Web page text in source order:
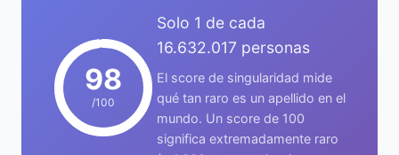
98
/100
Solo 1 de cada
16.632.017 personas
El score de singularidad mide
qué tan raro es un apellido en el
mundo. Un score de 100
significa extremadamente raro